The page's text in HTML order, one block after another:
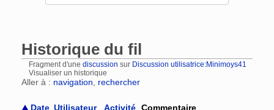
Historique du fil
Fragment d'une discussion sur Discussion utilisatrice:Minimoys41
Visualiser un historique
Aller à : navigation, rechercher
Date Utilisateur Activité Commentaire